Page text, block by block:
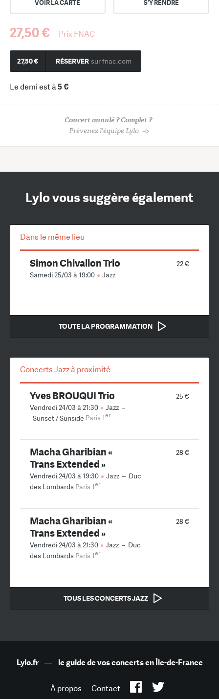
VOIR LA CARTE S'Y RENDRE
27,50 € Prix FNAC
27,50 € RÉSERVER sur fnac.com
Le demi est à5 €
Concert annulé ? Complet ?
Prévenez l'équipe Lylo
Lylo vous suggère également
Dans le même lieu
22 €
Simon Chivallon Trio
Samedi 25/03 à 19:00 Jazz
TOUTE LA PROGRAMMATION
Concerts Jazz à proximité
25 €
Yves BROUQUI Trio
Vendredi 24/03 à 21:30 Jazz –
Sunset / Sunside Paris 1er
28 €
Macha Gharibian «
Trans Extended »
Vendredi 24/03 à 19:30 Jazz – Duc
des Lombards Paris 1er
28 €
Macha Gharibian «
Trans Extended »
Vendredi 24/03 à 21:30 Jazz – Duc
des Lombards Paris 1er
TOUS LES CONCERTS JAZZ
Lylo.fr— le guide de vos concerts en Île-de-France
À propos Contact